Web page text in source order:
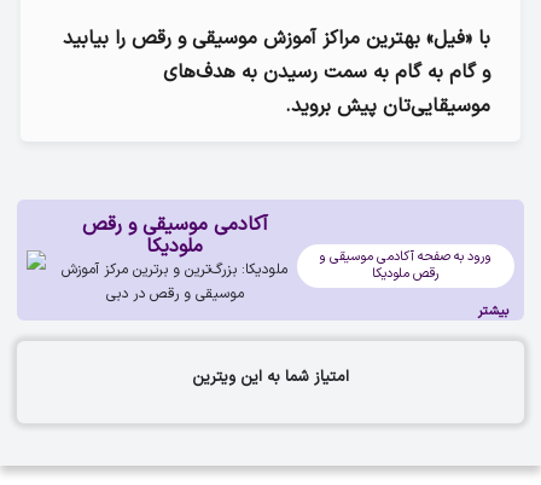
با «فیل» بهترین مراکز آموزش موسیقی و رقص را بیابید
و گام به گام به سمت رسیدن به هدف‌های
موسیقایی‌تان پیش بروید.
آکادمی موسیقی و رقص
ملودیکا
ملودیکا: بزرگ‌ترین و برترین مرکز آموزش
موسیقی و رقص در دبی
ورود به صفحه آکادمی موسیقی و
رقص ملودیکا
بیشتر
امتیاز شما به این ویترین